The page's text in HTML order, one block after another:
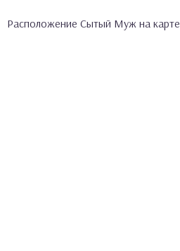
Расположение Сытый Муж на